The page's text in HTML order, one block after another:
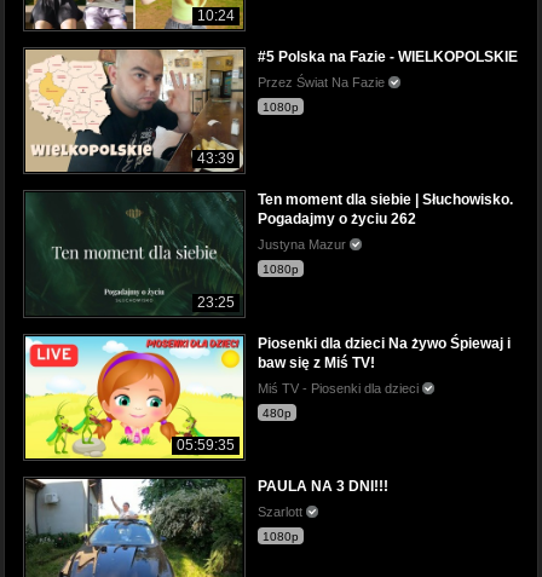
10:24
43:39
#5 Polska na Fazie - WIELKOPOLSKIE
Przez Świat Na Fazie
1080p
23:25
Ten moment dla siebie | Słuchowisko.
Pogadajmy o życiu 262
Justyna Mazur
1080p
05:59:35
Piosenki dla dzieci Na żywo Śpiewaj i
baw się z Miś TV!
Miś TV - Piosenki dla dzieci
480p
PAULA NA 3 DNI!!!
Szarlott
1080p